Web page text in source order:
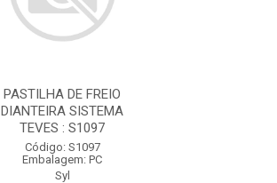
PASTILHA DE FREIO
DIANTEIRA SISTEMA
TEVES : S1097
Código: S1097
Embalagem: PC
Syl